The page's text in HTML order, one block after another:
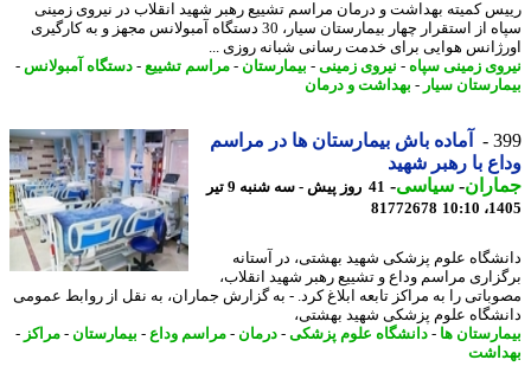
کمیته بهداشت و درمان مراسم تشییع رهبر شهید انقلاب در نیروی زمینی
سپاه از استقرار چهار بیمارستان سیار، 30 دستگاه آمبولانس مجهز و به کارگیری
هوایی برای خدمت رسانی شبانه روزی ...
زمینی سپاه-نیروی زمینی-بیمارستان-مراسم تشییع-دستگاه آمبولانس-
سیار-بهداشت و درمان
آماده باش بیمارستان ها در مراسم
با رهبر شهید
- سیاسی-
41 روز پیش - سه شنبه 9 تیر
81772678
علوم پزشکی شهید بهشتی، در آستانه
مراسم وداع و تشییع رهبر شهید انقلاب،
را به مراکز تابعه ابلاغ کرد. - به گزارش جماران، به نقل از روابط عمومی
علوم پزشکی شهید بهشتی،
ها- دانشگاه علوم پزشکی-درمان -مراسم وداع -بیمارستان-مراکز-